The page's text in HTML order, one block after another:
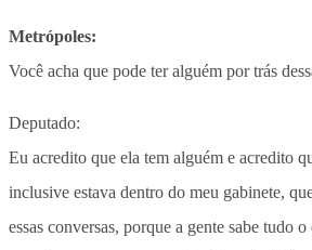
Metrópoles:
Você acha que pode ter alguém por trás
Deputado:
Eu acredito que ela tem alguém e acredito
inclusive estava dentro do meu gabinete,
essas conversas, porque a gente sabe tudo